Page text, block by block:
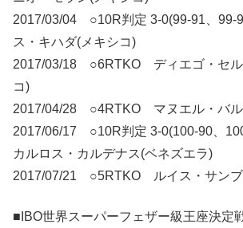
2017/03/04 ○10R判定 3-0(99-91、
ス・キハダ(メキシコ)
2017/03/18 ○6RTKO ディエゴ・セル
コ)
2017/04/28 ○4RTKO マヌエル・バル
2017/06/17 ○10R判定 3-0(100-90、
カルロス・カルデナス(ベネズエラ)
2017/07/21 ○5RTKO ルイス・サンブ
■IBO世界スーパーフェザー級王座決定